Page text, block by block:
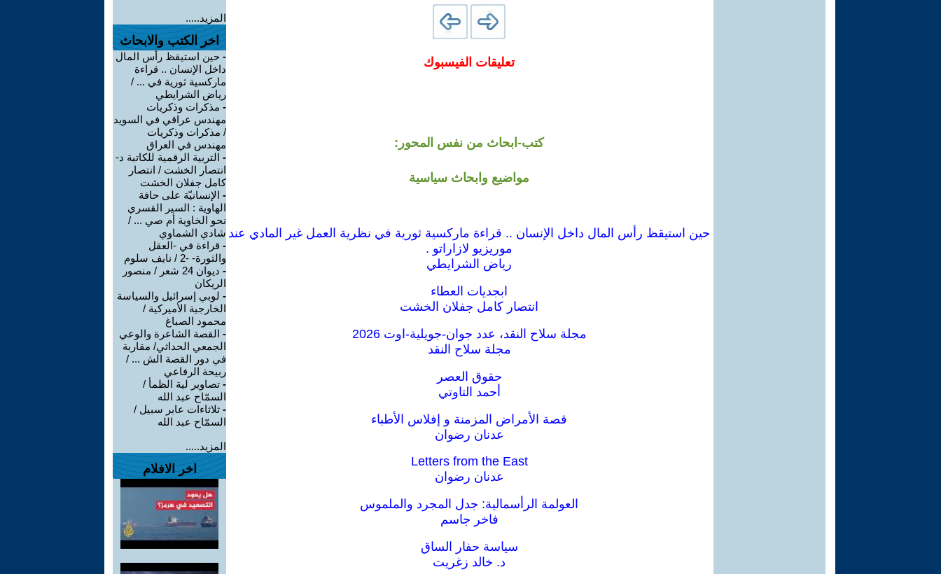
تعليقات الفيسبوك
كتب-ابحاث من نفس المحور:
مواضيع وابحاث سياسية
حين استيقظ رأس المال داخل الإنسان .. قراءة ماركسية ثورية في نظرية العمل غير المادي عند
موريزيو لازاراتو .
رياض الشرايطي
ابجديات العطاء
انتصار كامل جفلان الخشت
مجلة سلاح النقد، عدد جوان-جويلية-اوت 2026
مجلة سلاح النقد
حقوق العصر
أحمد التاوتي
قصة الأمراض المزمنة و إفلاس الأطباء
عدنان رضوان
Letters from the East
عدنان رضوان
العولمة الرأسمالية: جدل المجرد والملموس
فاخر جاسم
سياسة حفار الساق
د. خالد زغريت
المزيد.....
اخر الكتب والابحاث
- حين استيقظ رأس المال
داخل الإنسان .. قراءة
ماركسية ثورية في ... /
رياض الشرايطي
- مذكرات وذكريات
مهندس عراقي في السويد
/ مذكرات وذكريات
مهندس في العراق
- التربية الرقمية للكاتبة د-
انتصار الخشت / انتصار
كامل جفلان الخشت
- الإنسانيّة على حافة
الهاوية : السير القسري
نحو الخاوية أم صي ... /
شادي الشماوي
- قراءة في -العقل
والثورة- -2 / نايف سلوم
-
ديوان 24 شعر / منصور
الريكان
- لوبي إسرائيل والسياسة
الخارجية الأميركية /
محمود الصباغ
- القصة الشاعرة والوعي
الجمعي الحداثي/ مقاربة
في دور القصة الش ... /
ربيحة الرفاعي
- تصاوير لية الظمأ /
السمّاح عبد الله
- ثلاثاءات عابر سبيل /
السمّاح عبد الله
المزيد.....
اخر الافلام